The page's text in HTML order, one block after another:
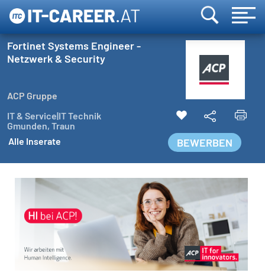
Fortinet Systems Engineer -
Netzwerk & Security
ACP Gruppe
IT & Service|IT Technik
Gmunden, Traun
Alle Inserate
BEWERBEN